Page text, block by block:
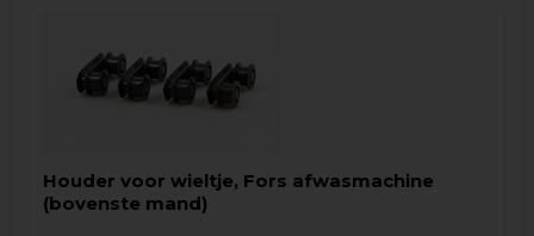
Houder voor wieltje, Fors afwasmachine
(bovenste mand)